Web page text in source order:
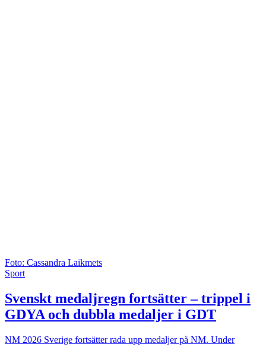
Foto: Cassandra Laikmets
Sport
Svenskt medaljregn fortsätter – trippel i
GDYA och dubbla medaljer i GDT
NM 2026 Sverige fortsätter rada upp medaljer på NM. Under